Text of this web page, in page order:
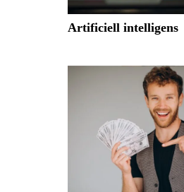
Artificiell intelligens